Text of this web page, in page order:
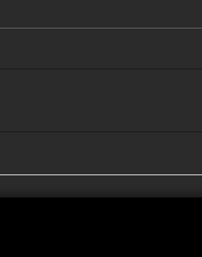
12月と
よね